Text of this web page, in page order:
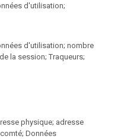
d'utilisation;
d'utilisation; nombre
la session; Traqueurs;
physique; adresse
Données